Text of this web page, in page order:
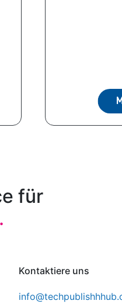
für
Kontaktiere uns